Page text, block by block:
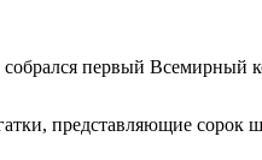
первый Всемирный
представляющие сорок